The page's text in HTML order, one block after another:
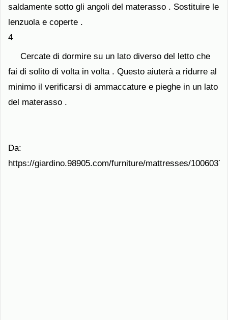
saldamente sotto gli angoli del materasso . Sostituire le
lenzuola e coperte .
4
Cercate di dormire su un lato diverso del letto che
fai di solito di volta in volta . Questo aiuterà a ridurre al
minimo il verificarsi di ammaccature e pieghe in un lato
del materasso .
Da:
https://giardino.98905.com/furniture/mattresses/